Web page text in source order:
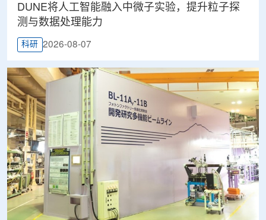
DUNE将人工智能融入中微子实验，提升粒子探
测与数据处理能力
科研 2026-08-07